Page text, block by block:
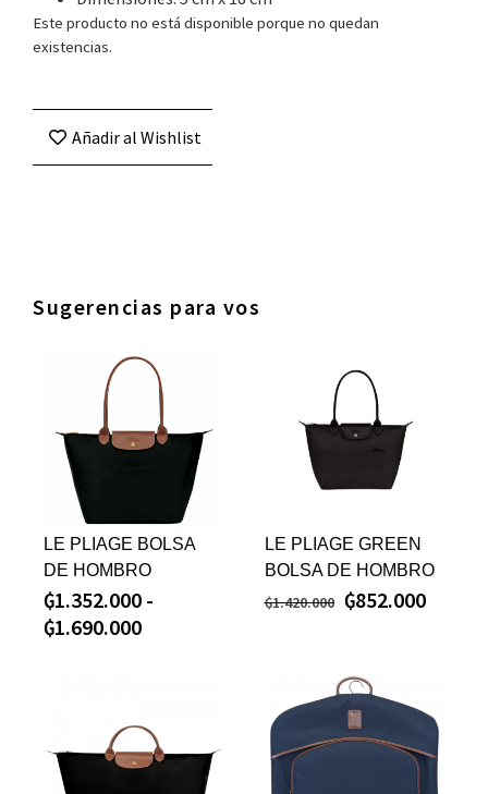
Este producto no está disponible porque no quedan
existencias.
Añadir al Wishlist
Sugerencias para vos
LE PLIAGE BOLSA
DE HOMBRO
₲1.352.000 -
₲1.690.000
LE PLIAGE GREEN
BOLSA DE HOMBRO
₲1.420.000 ₲852.000